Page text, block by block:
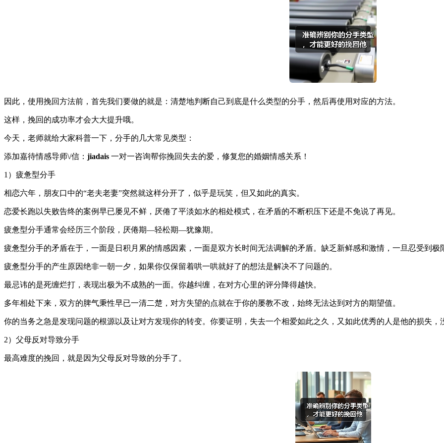
因此，使用挽回方法前，首先我们要做的就是：清楚地判断自己到底是什么类型的分手，然后再使用对应的方法。
这样，挽回的成功率才会大大提升哦。
今天，老师就给大家科普一下，分手的几大常见类型：
添加嘉待情感导师\/信： jiadais 一对一咨询帮你挽回失去的爱，修复您的婚姻情感关系！
1）疲惫型分手
相恋六年，朋友口中的“老夫老妻”突然就这样分开了，似乎是玩笑，但又如此的真实。
恋爱长跑以失败告终的案例早已屡见不鲜，厌倦了平淡如水的相处模式，在矛盾的不断积压下还是不免说了再见。
疲惫型分手通常会经历三个阶段，厌倦期—轻松期—犹豫期。
疲惫型分手的矛盾在于，一面是日积月累的情感因素，一面是双方长时间无法调解的矛盾。缺乏新鲜感和激情，一旦忍受到极
疲惫型分手的产生原因绝非一朝一夕，如果你仅保留着哄一哄就好了的想法是解决不了问题的。
最忌讳的是死缠烂打，表现出极为不成熟的一面。你越纠缠，在对方心里的评分降得越快。
多年相处下来，双方的脾气秉性早已一清二楚，对方失望的点就在于你的屡教不改，始终无法达到对方的期望值。
你的当务之急是发现问题的根源以及让对方发现你的转变。你要证明，失去一个相爱如此之久，又如此优秀的人是他的损失，
2）父母反对导致分手
最高难度的挽回，就是因为父母反对导致的分手了。